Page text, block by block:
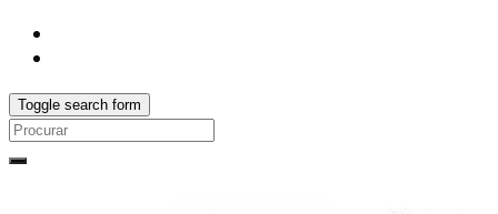
Toggle search form
Search